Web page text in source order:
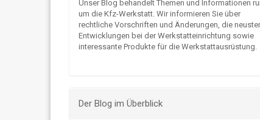
Unser Blog behandelt Themen und Informationen
um die Kfz-Werkstatt. Wir informieren Sie über
rechtliche Vorschriften und Änderungen, die
Entwicklungen bei der Werkstatteinrichtung sowie
interessante Produkte für die Werkstattausrüstung.
Der Blog im Überblick